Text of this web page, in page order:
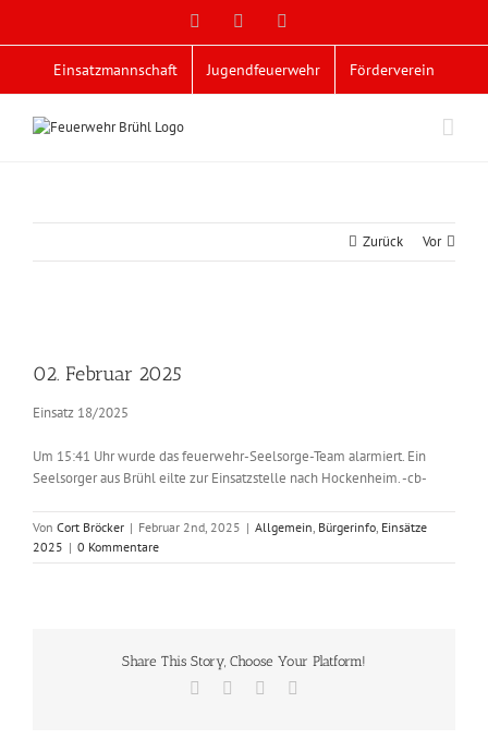
Facebook
Einsatzmannschaft Jugendfeuerwehr Förderverein
Zurück Vor
Bild
02. Februar 2025
Einsatz 18/2025
Um 15:41 Uhr wurde das feuerwehr-Seelsorge-Team alarmiert. Ein
Seelsorger aus Brühl eilte zur Einsatzstelle nach Hockenheim. -cb-
Von Cort Bröcker | Februar 2nd, 2025 | Allgemein, Bürgerinfo, Einsätze
2025 | 0 Kommentare
Share This Story, Choose Your Platform!
Facebook